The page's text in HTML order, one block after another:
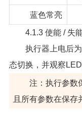
蓝色常亮
4.1.3 使能 / 失
执行器上电后
态切换，并观察
注：执行参数
且所有参数在保存